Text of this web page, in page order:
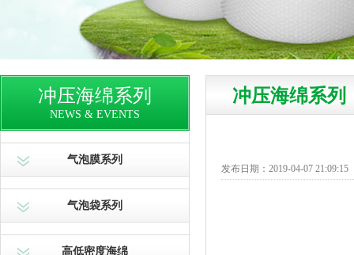
冲压海绵系列
NEWS & EVENTS
气泡膜系列
气泡袋系列
高低密度海绵
冲压海绵系列
发布日期：2019-04-07 21:09:15